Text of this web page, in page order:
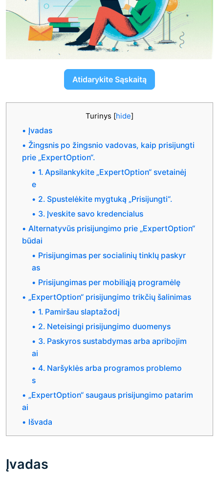
Atidarykite Sąskaitą
Turinys [hide]
Įvadas
Žingsnis po žingsnio vadovas, kaip prisijungti
prie „ExpertOption“.
1. Apsilankykite „ExpertOption“ svetainėj
e
2. Spustelėkite mygtuką „Prisijungti“.
3. Įveskite savo kredencialus
Alternatyvūs prisijungimo prie „ExpertOption“
būdai
Prisijungimas per socialinių tinklų paskyr
as
Prisijungimas per mobiliąją programėlę
„ExpertOption“ prisijungimo trikčių šalinimas
1. Pamiršau slaptažodį
2. Neteisingi prisijungimo duomenys
3. Paskyros sustabdymas arba apribojim
ai
4. Naršyklės arba programos problemo
s
„ExpertOption“ saugaus prisijungimo patarim
ai
Išvada
Įvadas